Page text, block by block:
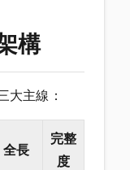
構
大主線：
全長
完整
度